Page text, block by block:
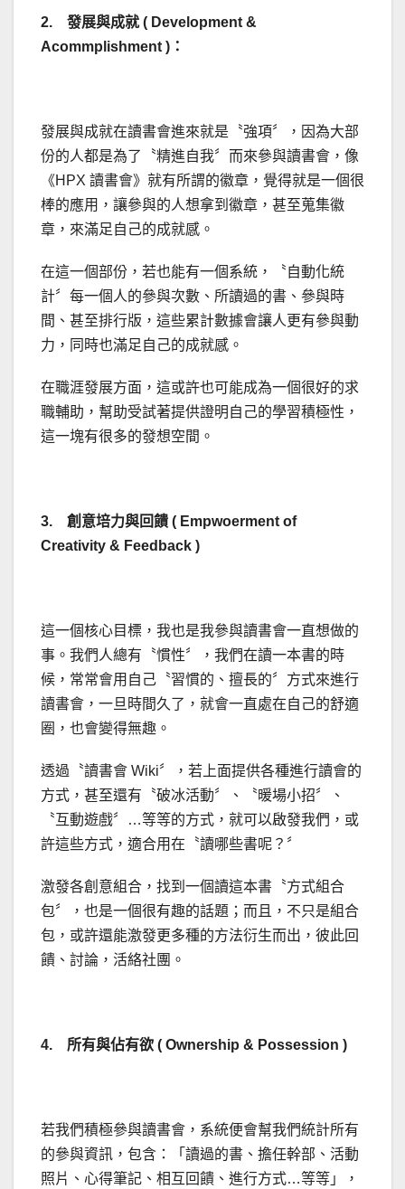
2. 發展與成就 ( Development &
Acommplishment )：
發展與成就在讀書會進來就是〝強項〞，因為大部
份的人都是為了〝精進自我〞而來參與讀書會，像
《HPX 讀書會》就有所謂的徽章，覺得就是一個很
棒的應用，讓參與的人想拿到徽章，甚至蒐集徽
章，來滿足自己的成就感。
在這一個部份，若也能有一個系統，〝自動化統
計〞每一個人的參與次數、所讀過的書、參與時
間、甚至排行版，這些累計數據會讓人更有參與動
力，同時也滿足自己的成就感。
在職涯發展方面，這或許也可能成為一個很好的求
職輔助，幫助受試著提供證明自己的學習積極性，
這一塊有很多的發想空間。
3. 創意培力與回饋 ( Empwoerment of
Creativity & Feedback )
這一個核心目標，我也是我參與讀書會一直想做的
事。我們人總有〝慣性〞，我們在讀一本書的時
候，常常會用自己〝習慣的、擅長的〞方式來進行
讀書會，一旦時間久了，就會一直處在自己的舒適
圈，也會變得無趣。
透過〝讀書會 Wiki〞，若上面提供各種進行讀會的
方式，甚至還有〝破冰活動〞、〝暖場小招〞、
〝互動遊戲〞…等等的方式，就可以啟發我們，或
許這些方式，適合用在〝讀哪些書呢？〞
激發各創意組合，找到一個讀這本書〝方式組合
包〞，也是一個很有趣的話題；而且，不只是組合
包，或許還能激發更多種的方法衍生而出，彼此回
饋、討論，活絡社團。
4. 所有與佔有欲 ( Ownership & Possession )
若我們積極參與讀書會，系統便會幫我們統計所有
的參與資訊，包含：「讀過的書、擔任幹部、活動
照片、心得筆記、相互回饋、進行方式…等等」，